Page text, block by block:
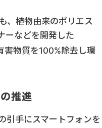
、植物由来のポリエス
ーなどを開発した
害物質を100%除去し環
推進
引手にスマートフォンを